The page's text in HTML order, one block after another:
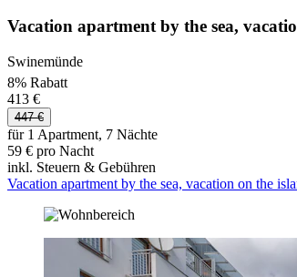
Vacation apartment by the sea,
Swinemünde
8% Rabatt
413 €
447 €
für 1 Apartment, 7 Nächte
59 € pro Nacht
inkl. Steuern & Gebühren
Vacation apartment by the sea, vacation on the